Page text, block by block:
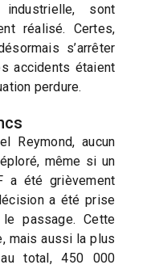
sont
réalisé. Certes,
s’arrêter
accidents étaient
perdure.
Reymond, aucun
même si un
a été grièvement
a été prise
passage. Cette
mais aussi la plus
total, 450 000